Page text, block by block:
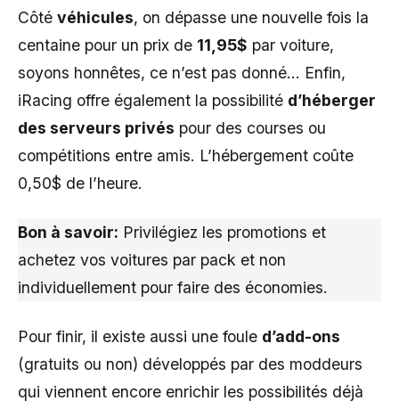
Côté véhicules, on dépasse une nouvelle fois la
centaine pour un prix de 11,95$ par voiture,
soyons honnêtes, ce n’est pas donné… Enfin,
iRacing offre également la possibilité d’héberger
des serveurs privés pour des courses ou
compétitions entre amis. L’hébergement coûte
0,50$ de l’heure.
Bon à savoir: Privilégiez les promotions et
achetez vos voitures par pack et non
individuellement pour faire des économies.
Pour finir, il existe aussi une foule d’add-ons
(gratuits ou non) développés par des moddeurs
qui viennent encore enrichir les possibilités déjà